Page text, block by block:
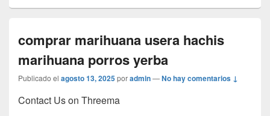
comprar marihuana usera hachis
marihuana porros yerba
Publicado el agosto 13, 2025poradmin—No hay comentarios ↓
Contact Us on Threema